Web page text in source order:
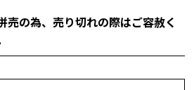
売の為、売り切れの際はご容赦く